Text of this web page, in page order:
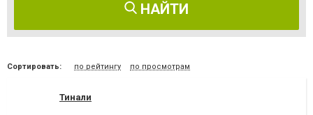
НАЙТИ
Сортировать: по рейтингу по просмотрам
Тинали